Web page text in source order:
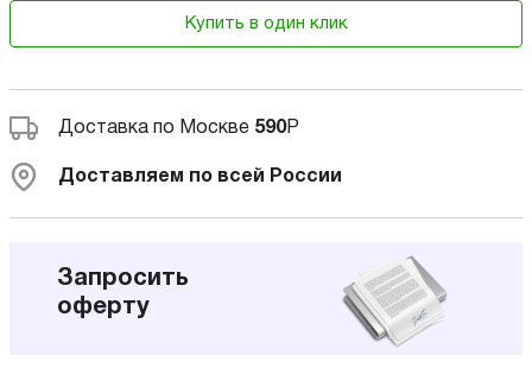
Купить в один клик
Доставка по Москве 590Р
Доставляем по всей России
Запросить
оферту